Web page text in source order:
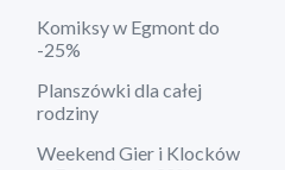
Komiksy w Egmont do
-25%
Planszówki dla całej
rodziny
Weekend Gier i Klocków